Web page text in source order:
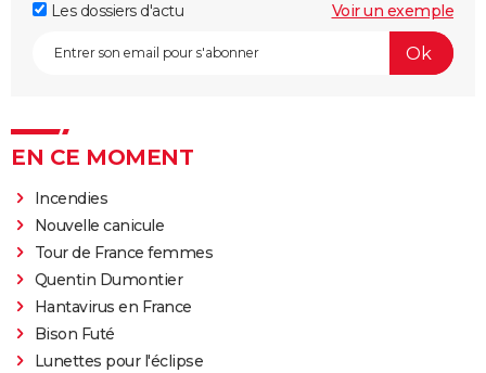
Les dossiers d'actu
Voir un exemple
EN CE MOMENT
Incendies
Nouvelle canicule
Tour de France femmes
Quentin Dumontier
Hantavirus en France
Bison Futé
Lunettes pour l'éclipse